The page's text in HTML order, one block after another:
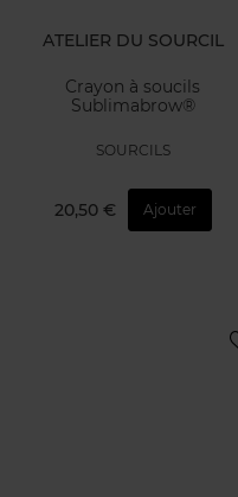
ATELIER DU SOURCIL
Crayon à soucils
Sublimabrow®
SOURCILS
20,50 € Ajouter